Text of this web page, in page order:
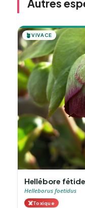
Autres
🪴VIVACE
Hellébore fétide
Helleborus foetidus
☠️Toxique